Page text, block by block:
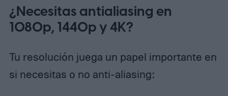
¿Necesitas antialiasing en
1080p, 1440p y 4K?
Tu resolución juega un papel importante en
si necesitas o no anti-aliasing: